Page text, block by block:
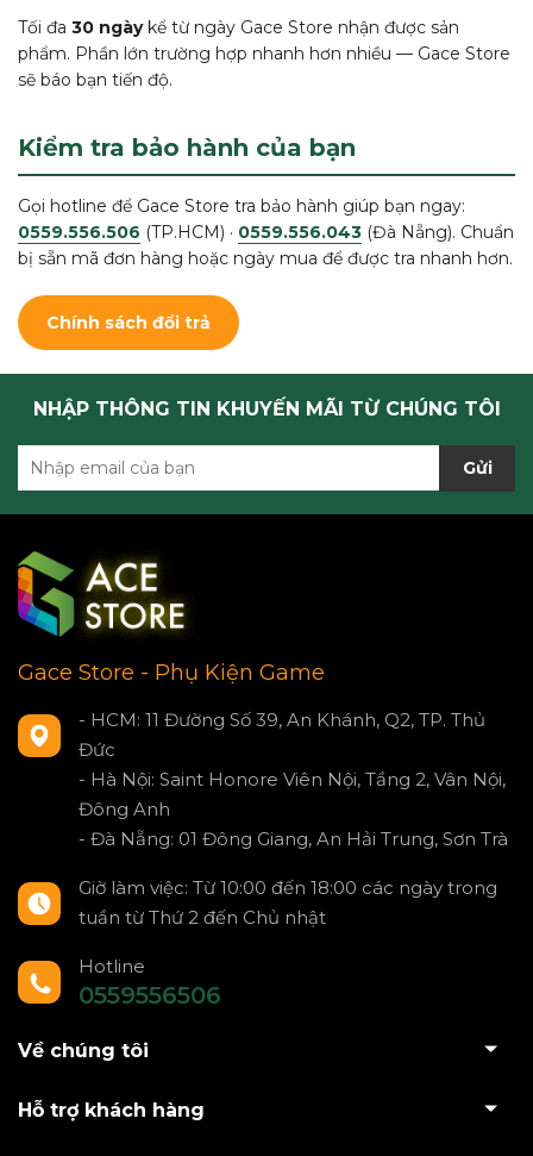
Tối đa 30 ngàykể từ ngày Gace Store nhận được sản
phẩm. Phần lớn trường hợp nhanh hơn nhiều — Gace Store
sẽ báo bạn tiến độ.
Kiểm tra bảo hành của bạn
Gọi hotline để Gace Store tra bảo hành giúp bạn ngay:
0559.556.506 (TP.HCM) · 0559.556.043 (Đà Nẵng). Chuẩn
bị sẵn mã đơn hàng hoặc ngày mua để được tra nhanh hơn.
Chính sách đổi trả
NHẬP THÔNG TIN KHUYẾN MÃI TỪ CHÚNG TÔI
Gửi
Gace Store - Phụ Kiện Game
- HCM: 11 Đường Số 39, An Khánh, Q2, TP. Thủ
Đức
- Hà Nội: Saint Honore Viên Nội, Tầng 2, Vân Nội,
Đông Anh
- Đà Nẵng: 01 Đông Giang, An Hải Trung, Sơn Trà
Giờ làm việc: Từ 10:00 đến 18:00 các ngày trong
tuần từ Thứ 2 đến Chủ nhật
Hotline
0559556506
Về chúng tôi
Hỗ trợ khách hàng